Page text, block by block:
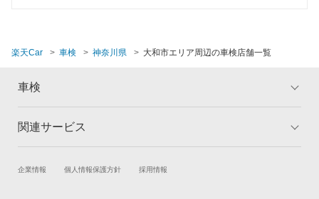
楽天Car 車検 神奈川県 大和市エリア周辺の車検店舗一覧
車検
トップ
車検の基礎知識 キャンペーン一覧
関連サービス
試乗・商談 新車購入
企業情報 個人情報保護方針 採用情報